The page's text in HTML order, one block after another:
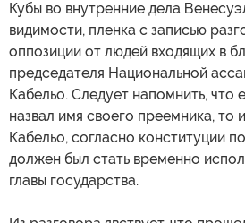
Кубы во внутренние дела
видимости, пленка с записью
оппозиции от людей входящих в
председателя Национальной
Кабельо. Следует напомнить, что
назвал имя своего преемника, то
Кабельо, согласно конституции
должен был стать временно
главы государства.